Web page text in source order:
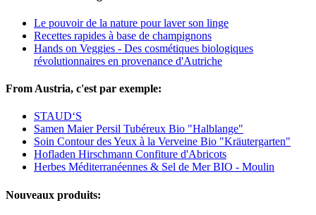
Le pouvoir de la nature pour laver son linge
Recettes rapides à base de champignons
Hands on Veggies - Des cosmétiques biologiques
révolutionnaires en provenance d'Autriche
From Austria, c'est par exemple:
STAUD‘S
Samen Maier Persil Tubéreux Bio "Halblange"
Soin Contour des Yeux à la Verveine Bio "Kräutergarten"
Hofladen Hirschmann Confiture d'Abricots
Herbes Méditerranéennes & Sel de Mer BIO - Moulin
Nouveaux produits: